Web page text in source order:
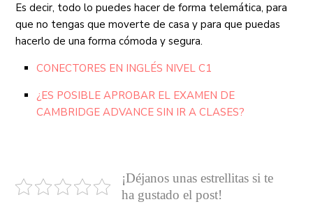
Es decir, todo lo puedes hacer de forma telemática, para
que no tengas que moverte de casa y para que puedas
hacerlo de una forma cómoda y segura.
CONECTORES EN INGLÉS NIVEL C1
¿ES POSIBLE APROBAR EL EXAMEN DE
CAMBRIDGE ADVANCE SIN IR A CLASES?
¡Déjanos unas estrellitas si te
ha gustado el post!